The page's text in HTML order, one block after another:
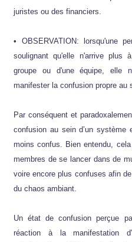
juristes ou des financiers.
• OBSERVATION: lorsqu'une
soulignant qu'elle n'arrive
groupe ou d'une équipe, elle
manifester la confusion propre au
Par conséquent et
confusion au sein d’un système
moins confus. Bien entendu,
membres de se lancer dans de
voire encore plus confuses afin
du chaos ambiant.
Un état de confusion perçue
réaction à la manifestation